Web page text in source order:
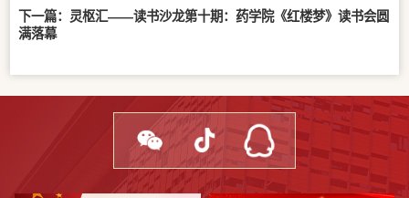
下一篇： 灵枢汇——读书沙龙第十期：药学院《红楼梦》读书会圆
满落幕